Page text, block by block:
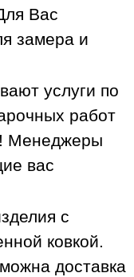
Вас
замера и
услуги по
работ
Менеджеры
вас
с
ковкой.
доставка